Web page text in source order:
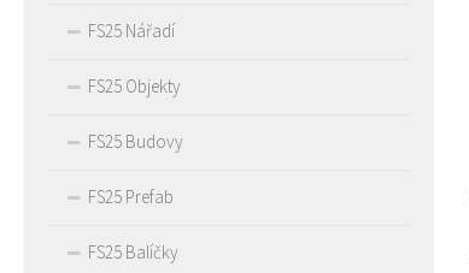
FS25 Nářadí
FS25 Objekty
FS25 Budovy
FS25 Prefab
FS25 Balíčky